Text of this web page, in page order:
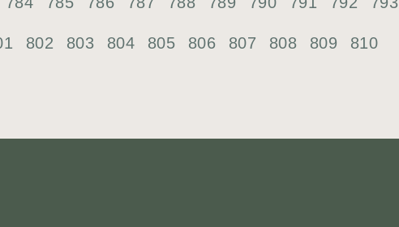
802 803 804 805 806 807 808 809 810